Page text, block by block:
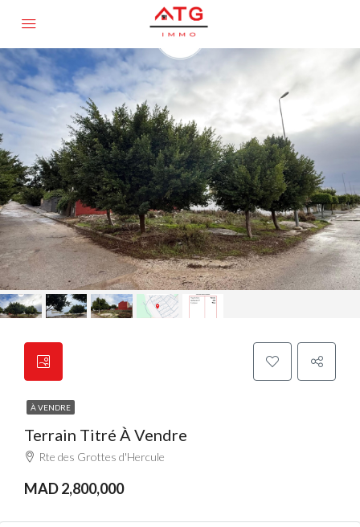
À VENDRE
Terrain Titré À Vendre
Rte des Grottes d'Hercule
MAD 2,800,000